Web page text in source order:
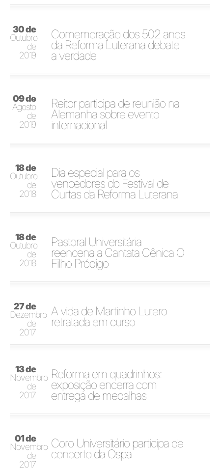
30 de
Outubro
de
2019
Comemoração dos 502 anos
da Reforma Luterana debate
a verdade
09 de
Agosto
de
2019
Reitor participa de reunião na
Alemanha sobre evento
internacional
18 de
Outubro
de
2018
Dia especial para os
vencedores do Festival de
Curtas da Reforma Luterana
18 de
Outubro
de
2018
Pastoral Universitária
reencena a Cantata Cênica O
Filho Pródigo
27 de
Dezembro
de
2017
A vida de Martinho Lutero
retratada em curso
13 de
Novembro
de
2017
Reforma em quadrinhos:
exposição encerra com
entrega de medalhas
01 de
Novembro
de
2017
Coro Universitário participa de
concerto da Ospa